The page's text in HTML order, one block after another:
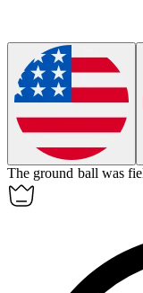
The ground ball was